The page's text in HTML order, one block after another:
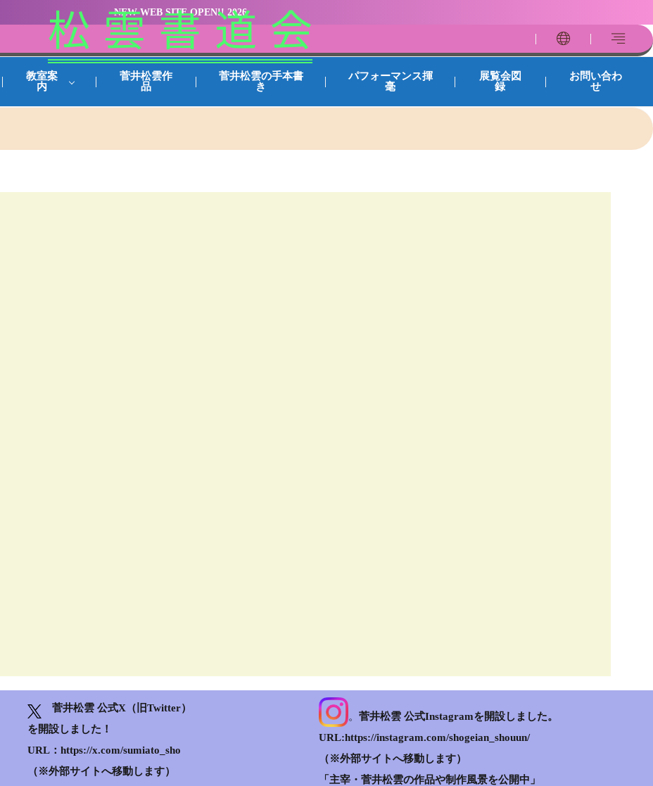
NEW WEB SITE OPEN!! 2026
松 雲 書 道 会
教室案
内
菅井松雲作
品
菅井松雲の手本書
き
パフォーマンス揮
毫
展覧会図
録
お問い合わ
せ
菅井松雲 公式X（旧Twitter）
を開設しました！
URL：https://x.com/sumiato_sho
（※外部サイトへ移動します）
。菅井松雲 公式Instagramを開設しました。
URL:https://instagram.com/shogeian_shouun/
（※外部サイトへ移動します）
「主宰・菅井松雲の作品や制作風景を公開中」